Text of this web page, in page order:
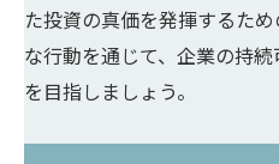
た投資の真価を発揮するた
な行動を通じて、企業の持
を目指しましょう。